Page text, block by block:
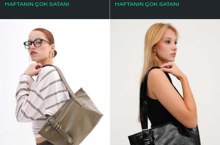
HAFTANIN ÇOK SATANI
HAFTANIN ÇOK SATANI